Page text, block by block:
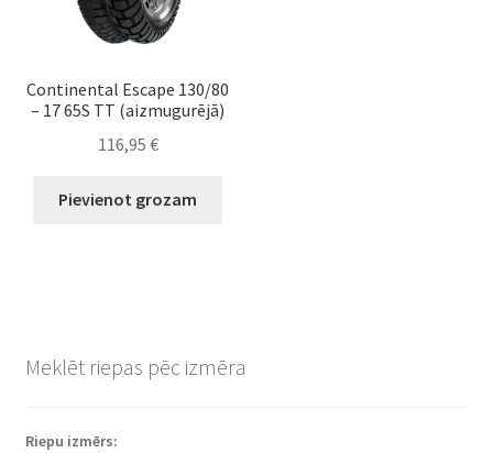
Continental Escape 130/80
– 17 65S TT (aizmugurējā)
116,95 €
Pievienot grozam
Meklēt riepas pēc izmēra
Riepu izmērs: